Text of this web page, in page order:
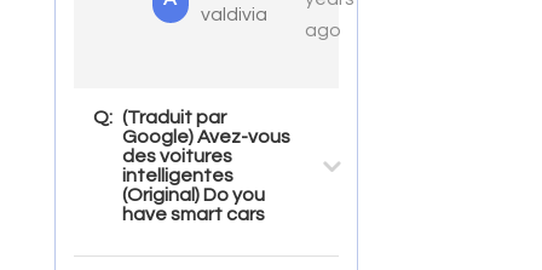
valdivia
ago
Q: (Traduit par
Google) Avez-vous
des voitures
intelligentes
(Original) Do you
have smart cars